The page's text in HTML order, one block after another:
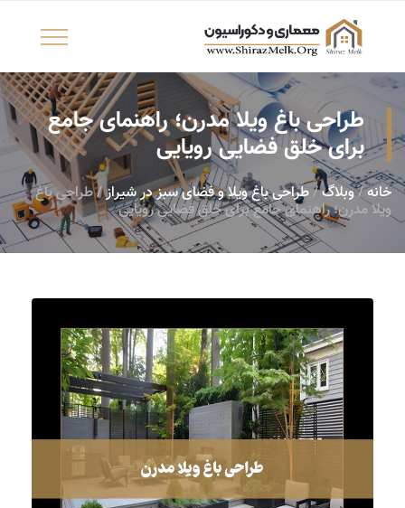
طراحی باغ ویلا مدرن؛ راهنمای جامع
برای خلق فضایی رویایی
خانه/وبلاگ/طراحی باغ ویلا و فضای سبز در شیراز/ طراحی باغ
ویلا مدرن؛ راهنمای جامع برای خلق فضایی رویایی